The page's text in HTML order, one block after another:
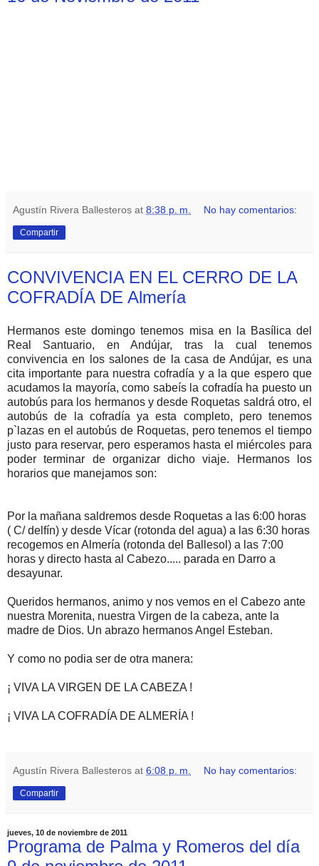
Agustín Rivera Ballesteros at 8:38 p. m. No hay comentarios:
Compartir
CONVIVENCIA EN EL CERRO DE LA
COFRADÍA DE Almería
Hermanos este domingo tenemos misa en la Basílica del
Real Santuario, en Andújar, tras la cual tenemos
convivencia en los salones de la casa de Andújar, es una
cita importante para nuestra cofradía y a la que espero que
acudamos la mayoría, como sabeís la cofradía ha puesto un
autobús para los hermanos y desde Roquetas saldrá otro, el
autobús de la cofradía ya esta completo, pero tenemos
p`lazas en el autobús de Roquetas, pero tenemos el tiempo
justo para reservar, pero esperamos hasta el miércoles para
poder terminar de organizar dicho viaje. Hermanos los
horarios que manejamos son:
Por la mañana saldremos desde Roquetas a las 6:00 horas
( C/ delfín) y desde Vícar (rotonda del agua) a las 6:30 horas
recogemos en Almería (rotonda del Ballesol) a las 7:00
horas y directo hasta al Cabezo..... parada en Darro a
desayunar.
Queridos hermanos, animo y nos vemos en el Cabezo ante
nuestra Morenita, nuestra Virgen de la cabeza, ante la
madre de Dios. Un abrazo hermanos Angel Esteban.
Y como no podia ser de otra manera:
¡ VIVA LA VIRGEN DE LA CABEZA !
¡ VIVA LA COFRADÍA DE ALMERÍA !
Agustín Rivera Ballesteros at 6:08 p. m. No hay comentarios:
Compartir
jueves, 10 de noviembre de 2011
Programa de Palma y Romeros del día